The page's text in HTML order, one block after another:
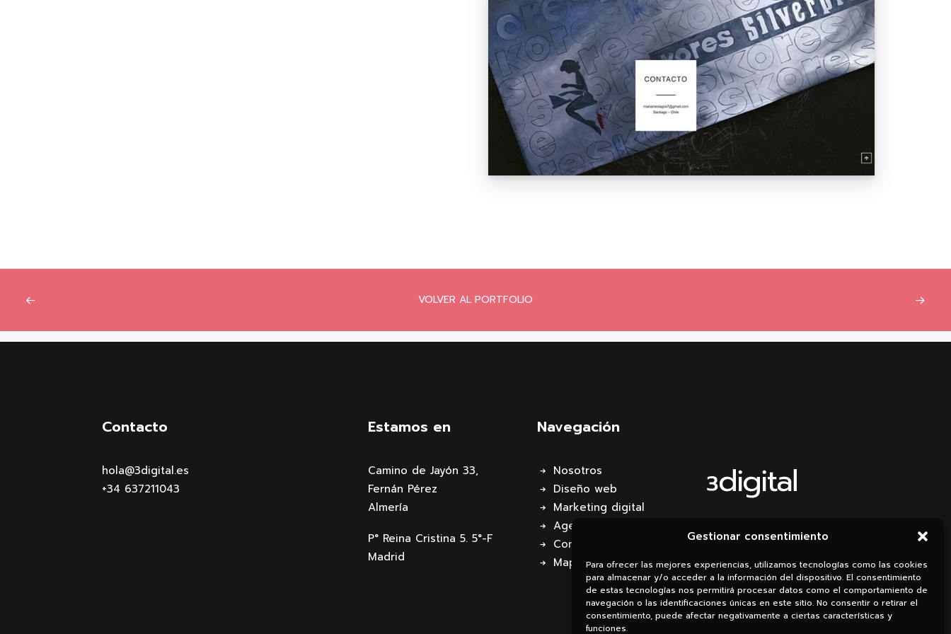
Gestionar consentimiento
Para ofrecer las mejores experiencias, utilizamos tecnologías como las cookies
para almacenar y/o acceder a la información del dispositivo. El consentimiento
de estas tecnologías nos permitirá procesar datos como el comportamiento de
navegación o las identificaciones únicas en este sitio. No consentir o retirar el
consentimiento, puede afectar negativamente a ciertas características y
funciones.
VOLVER AL PORTFOLIO
Contacto
hola@3digital.es
+34 637211043
Estamos en
Camino de Jayón 33,
Fernán Pérez
Almería
P° Reina Cristina 5. 5°-F
Madrid
Navegación
Nosotros
Diseño web
Marketing digital
Agencia de IA
Contacto
Mapa web
Li. Ig.